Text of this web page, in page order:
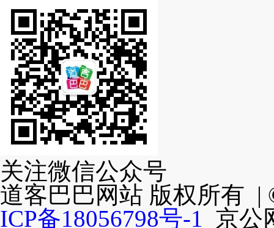
关注微信公众号
道客巴巴网站 版权所有
ICP备18056798号-1 京公